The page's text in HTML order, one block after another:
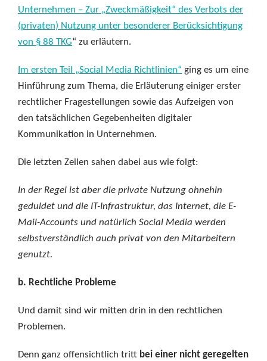
Unternehmen – Zur „Zweckmäßigkeit“ des Verbots der
(privaten) Nutzung unter besonderer Berücksichtigung
von § 88 TKG“ zu erläutern.
Im ersten Teil „Social Media Richtlinien“ ging es um eine
Hinführung zum Thema, die Erläuterung einiger erster
rechtlicher Fragestellungen sowie das Aufzeigen von
den tatsächlichen Gegebenheiten digitaler
Kommunikation in Unternehmen.
Die letzten Zeilen sahen dabei aus wie folgt:
In der Regel ist aber die private Nutzung ohnehin
geduldet und die IT-Infrastruktur, das Internet, die E-
Mail-Accounts und natürlich Social Media werden
selbstverständlich auch privat von den Mitarbeitern
genutzt.
b. Rechtliche Probleme
Und damit sind wir mitten drin in den rechtlichen
Problemen.
Denn ganz offensichtlich tritt bei einer nicht geregelten